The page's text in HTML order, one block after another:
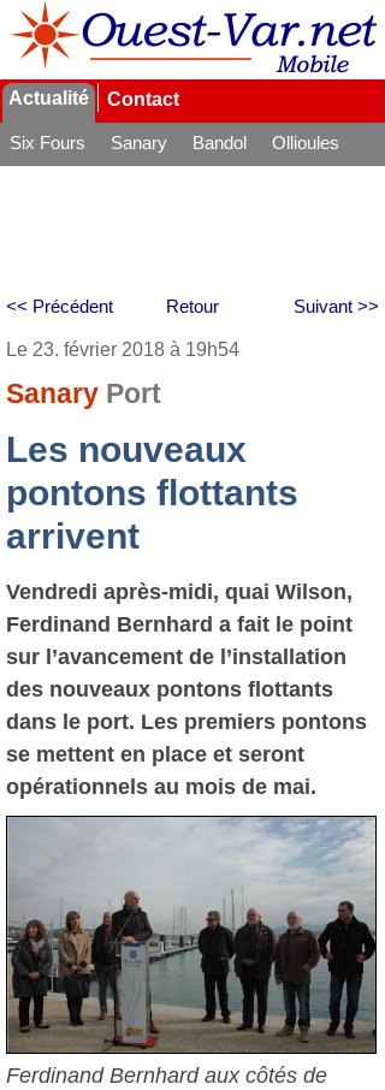
Actualité Contact
Six Fours Sanary Bandol
Ollioules
Retour
<< Précédent Suivant >>
Le 23. février 2018 à 19h54
Sanary Port
Les nouveaux
pontons flottants
arrivent
Vendredi après-midi, quai Wilson,
Ferdinand Bernhard a fait le point
sur l’avancement de l’installation
des nouveaux pontons flottants
dans le port. Les premiers pontons
se mettent en place et seront
opérationnels au mois de mai.
Ferdinand Bernhard aux côtés de